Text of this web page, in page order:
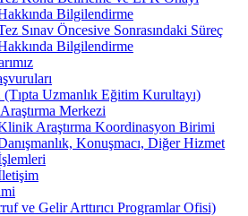
Bilgilendirme
Sınav Öncesive Sonrasındaki Süreç
Bilgilendirme
Uzmanlık Eğitim Kurultayı)
Merkezi
Araştırma Koordinasyon Birimi
Konuşmacı, Diğer Hizmet
ve Gelir Arttırıcı Programlar Ofisi)